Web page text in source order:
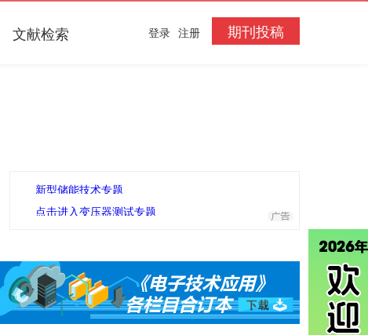
文献检索 期刊投稿
登录 注册
新型储能技术专题
点击进入变压器测试专题